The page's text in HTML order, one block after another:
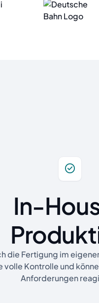
In-
die Fertigung im
volle Kontrolle und
Anforderungen